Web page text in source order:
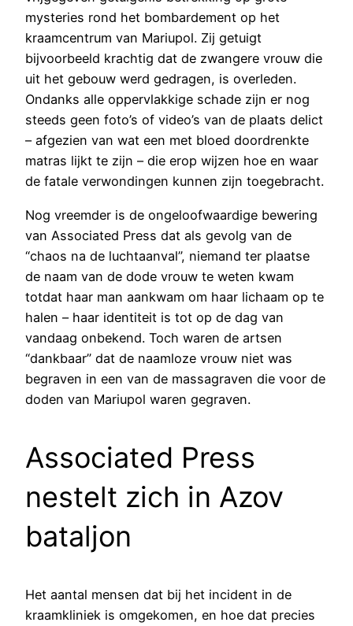
mysteries rond het bombardement op het
kraamcentrum van Mariupol. Zij getuigt
bijvoorbeeld krachtig dat de zwangere vrouw die
uit het gebouw werd gedragen, is overleden.
Ondanks alle oppervlakkige schade zijn er nog
steeds geen foto’s of video’s van de plaats delict
– afgezien van wat een met bloed doordrenkte
matras lijkt te zijn – die erop wijzen hoe en waar
de fatale verwondingen kunnen zijn toegebracht.
Nog vreemder is de ongeloofwaardige bewering
van Associated Press dat als gevolg van de
“chaos na de luchtaanval”, niemand ter plaatse
de naam van de dode vrouw te weten kwam
totdat haar man aankwam om haar lichaam op te
halen – haar identiteit is tot op de dag van
vandaag onbekend. Toch waren de artsen
“dankbaar” dat de naamloze vrouw niet was
begraven in een van de massagraven die voor de
doden van Mariupol waren gegraven.
Associated Press
nestelt zich in Azov
bataljon
Het aantal mensen dat bij het incident in de
kraamkliniek is omgekomen, en hoe dat precies